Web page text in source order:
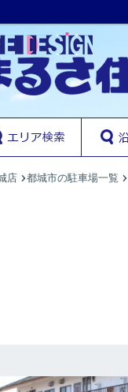
店 都城市の駐車場一覧